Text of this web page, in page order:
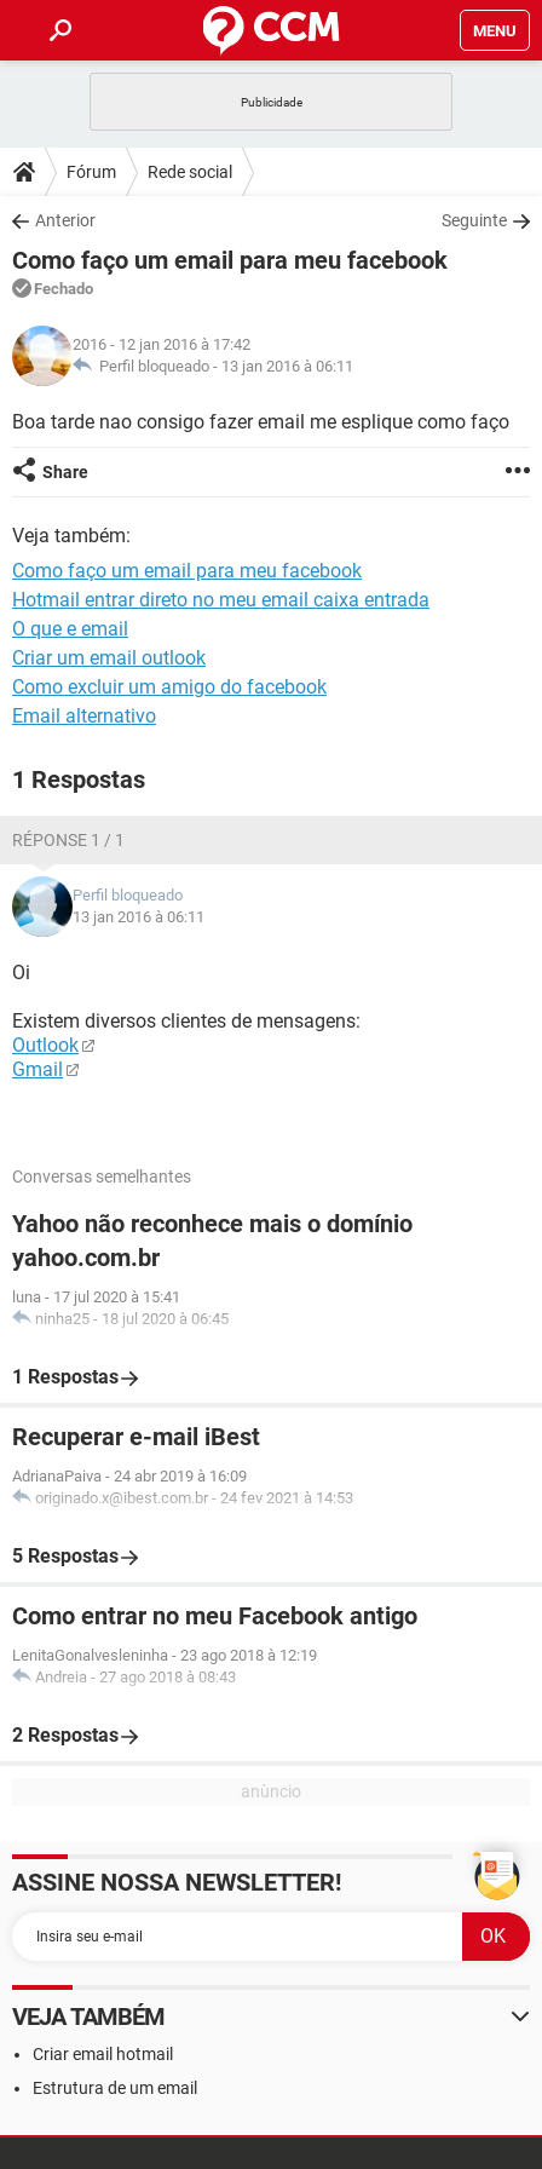
MENU
CELULAR
OUTLOOK
INSTAGRAM GMAIL
GUIA DE COMPRAS
DICAS
JOGOS
OUTLOOK
INSTAGRAM
GUIA DE COMPRAS
DOWNLOADS
JOGOS WHATSAPP
CELULAR
OUTLOOK
INSTAGRAM
GUIA DE COMPRAS
FÓRUM
JOGOS
CELULAR FACEBOOK
GLOSSÁRIO
JOGOS
CELULAR FACEBOOK
OUTLOOK
GUIA DE COMPRAS
Fórum Rede social
Anterior Seguinte
Como faço um email para meu facebook
Fechado
2016 - 12 jan 2016 à 17:42
Perfil bloqueado - 13 jan 2016 à 06:11
Boa tarde nao consigo fazer email me esplique como faço
Share
Veja também:
Como faço um email para meu facebook
Hotmail entrar direto no meu email caixa entrada
O que e email
Criar um email outlook
Como excluir um amigo do facebook
Email alternativo
1 Respostas
RÉPONSE 1 / 1
Perfil bloqueado
13 jan 2016 à 06:11
Oi
Existem diversos clientes de mensagens:
Outlook
Gmail
Conversas semelhantes
Yahoo não reconhece mais o domínio
yahoo.com.br
luna - 17 jul 2020 à 15:41
ninha25 - 18 jul 2020 à 06:45
1 Respostas
Recuperar e-mail iBest
AdrianaPaiva - 24 abr 2019 à 16:09
originado.x@ibest.com.br - 24 fev 2021 à 14:53
5 Respostas
Como entrar no meu Facebook antigo
LenitaGonalvesleninha - 23 ago 2018 à 12:19
Andreia - 27 ago 2018 à 08:43
2 Respostas
ASSINE NOSSA NEWSLETTER!
VEJA TAMBÉM
Criar email hotmail
Estrutura de um email